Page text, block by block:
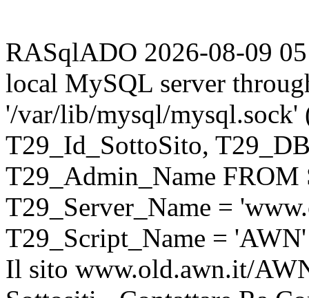
RASqlADO 2026-08-09
local MySQL server
'/var/lib/mysql/mysql.sock'
T29_Id_SottoSito,
T29_Admin_Name
T29_Server_Name =
T29_Script_Name = 'AWN'
Il sito www.old.awn.it/